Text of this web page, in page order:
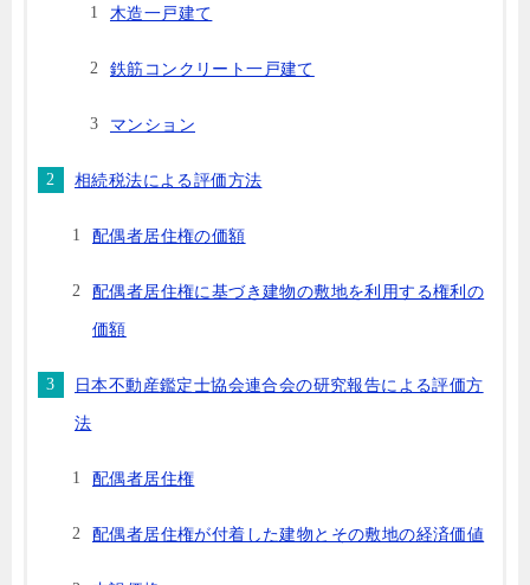
木造一戸建て
鉄筋コンクリート一戸建て
マンション
相続税法による評価方法
配偶者居住権の価額
配偶者居住権に基づき建物の敷地を利用する権利の
価額
日本不動産鑑定士協会連合会の研究報告による評価方
法
配偶者居住権
配偶者居住権が付着した建物とその敷地の経済価値